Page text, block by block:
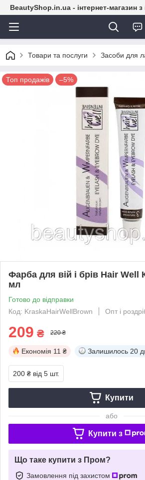
BeautyShop.in.ua - інтернет-магазин
Товари та послуги Засоби для
Топ продажів –5%
Фарба для вій і брів Hair Well
мл
Готово до відправки
Код: KraskaHairWellBrown
Опт і
209 ₴ 220 ₴
Економія 11 ₴ Залишилось 20
200 ₴ від 5 шт.
Купити
або
Купити з
Що таке купити з Пром?
Замовлення під захистом